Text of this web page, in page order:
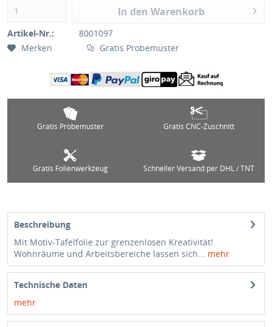
In den Warenkorb
Artikel-Nr.:
8001097
Merken
Gratis Probemuster
Gratis Probemuster Gratis CNC-Zuschnitt
Gratis Folienwerkzeug Schneller Versand per DHL / TNT
Beschreibung
Mit Motiv-Tafelfolie zur grenzenlosen Kreativität!
Wohnräume und Arbeitsbereiche lassen sich... mehr
Technische Daten
mehr